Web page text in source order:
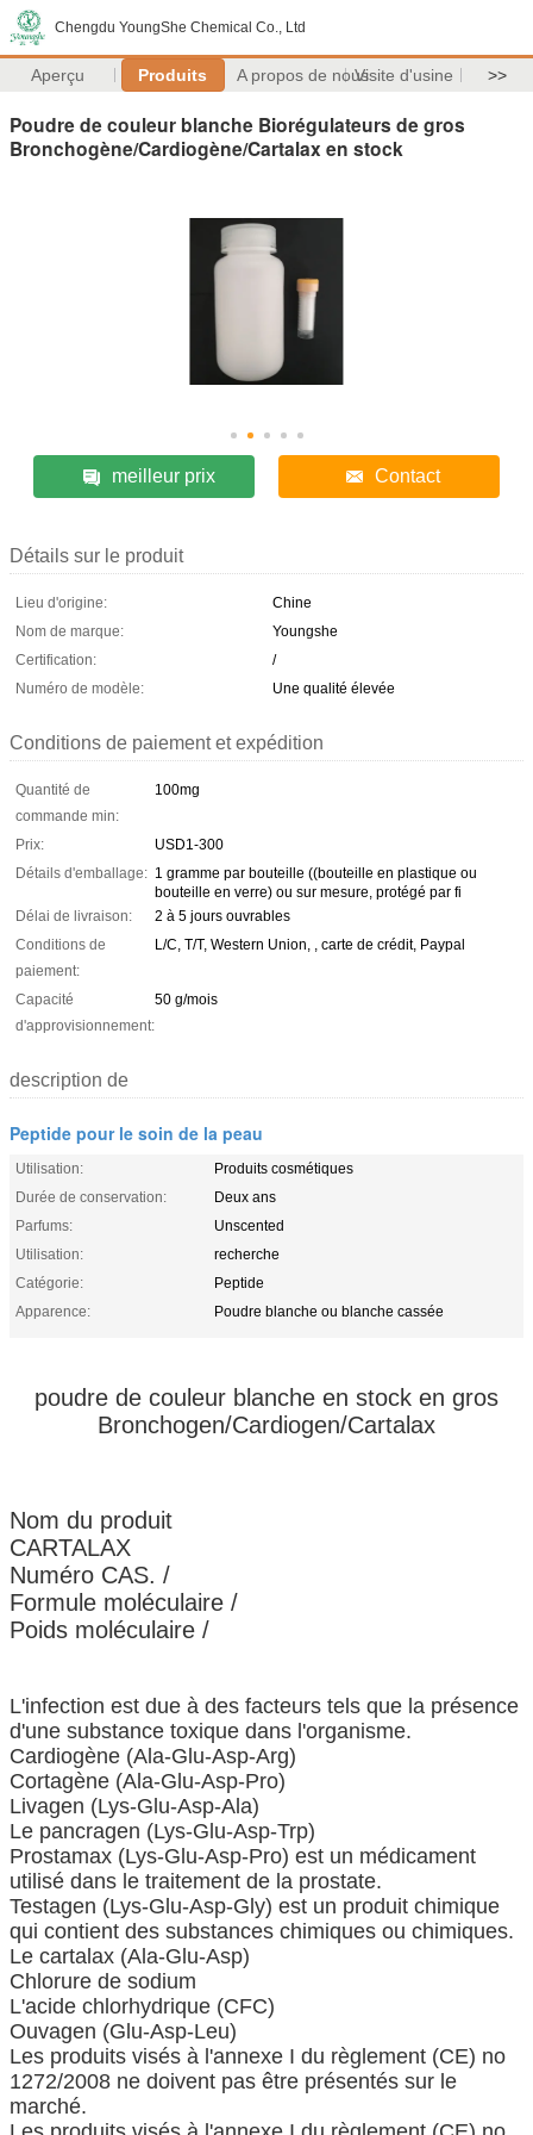
Chengdu YoungShe Chemical Co., Ltd
Aperçu Produits A propos de nousVisite d'usine >>
Poudre de couleur blanche Biorégulateurs de gros
Bronchogène/Cardiogène/Cartalax en stock
meilleur prix Contact
Détails sur le produit
Lieu d'origine:
Chine
Nom de marque:
Youngshe
Certification:
/
Numéro de modèle:
Une qualité élevée
Conditions de paiement et expédition
Quantité de
commande min:
100mg
Prix:
USD1-300
Détails d'emballage: 1 gramme par bouteille ((bouteille en plastique ou
bouteille en verre) ou sur mesure, protégé par fi
Délai de livraison:
2 à 5 jours ouvrables
Conditions de
paiement:
L/C, T/T, Western Union, , carte de crédit, Paypal
Capacité
d'approvisionnement:
50 g/mois
description de
Peptide pour le soin de la peau
Utilisation:
Produits cosmétiques
Durée de conservation:
Deux ans
Parfums:
Unscented
Utilisation:
recherche
Catégorie:
Peptide
Apparence:
Poudre blanche ou blanche cassée
poudre de couleur blanche en stock en gros
Bronchogen/Cardiogen/Cartalax
Nom du produit
CARTALAX
Numéro CAS. /
Formule moléculaire /
Poids moléculaire /
L'infection est due à des facteurs tels que la présence
d'une substance toxique dans l'organisme.
Cardiogène (Ala-Glu-Asp-Arg)
Cortagène (Ala-Glu-Asp-Pro)
Livagen (Lys-Glu-Asp-Ala)
Le pancragen (Lys-Glu-Asp-Trp)
Prostamax (Lys-Glu-Asp-Pro) est un médicament
utilisé dans le traitement de la prostate.
Testagen (Lys-Glu-Asp-Gly) est un produit chimique
qui contient des substances chimiques ou chimiques.
Le cartalax (Ala-Glu-Asp)
Chlorure de sodium
L'acide chlorhydrique (CFC)
Ouvagen (Glu-Asp-Leu)
Les produits visés à l'annexe I du règlement (CE) no
1272/2008 ne doivent pas être présentés sur le
marché.